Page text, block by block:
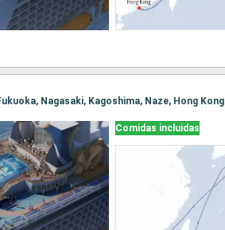
Nagasaki, Kagoshima, Naze, Hong Kong
Comidas incluidas